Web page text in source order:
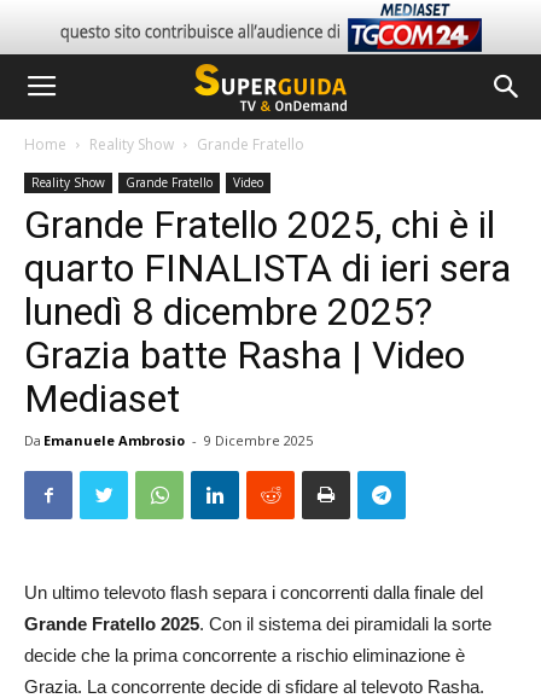
Home Reality Show Grande Fratello
Reality Show Grande Fratello Video
Grande Fratello 2025, chi è il
quarto FINALISTA di ieri sera
lunedì 8 dicembre 2025?
Grazia batte Rasha | Video
Mediaset
Da Emanuele Ambrosio - 9 Dicembre 2025
Un ultimo televoto flash separa i concorrenti dalla finale del
Grande Fratello 2025. Con il sistema dei piramidali la sorte
decide che la prima concorrente a rischio eliminazione è
Grazia. La concorrente decide di sfidare al televoto Rasha.